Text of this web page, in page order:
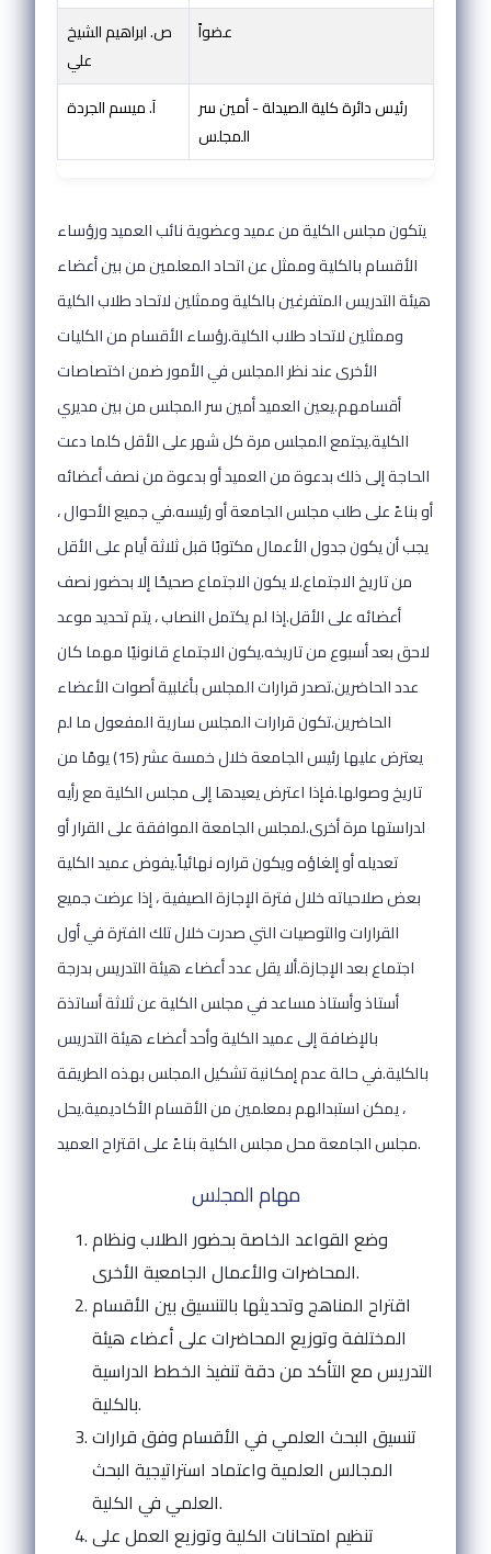
ص. ابراهيم الشيخ
علي
عضواً
آ. ميسم الجردة
رئيس دائرة كلية الصيدلة - أمين سر
المجلس
يتكون مجلس الكلية من عميد وعضوية نائب العميد ورؤساء
الأقسام بالكلية وممثل عن اتحاد المعلمين من بين أعضاء
هيئة التدريس المتفرغين بالكلية وممثلين لاتحاد طلاب الكلية
وممثلين لاتحاد طلاب الكلية.رؤساء الأقسام من الكليات
الأخرى عند نظر المجلس في الأمور ضمن اختصاصات
أقسامهم.يعين العميد أمين سر المجلس من بين مديري
الكلية.يجتمع المجلس مرة كل شهر على الأقل كلما دعت
الحاجة إلى ذلك بدعوة من العميد أو بدعوة من نصف أعضائه
أو بناءً على طلب مجلس الجامعة أو رئيسه.في جميع الأحوال ،
يجب أن يكون جدول الأعمال مكتوبًا قبل ثلاثة أيام على الأقل
من تاريخ الاجتماع.لا يكون الاجتماع صحيحًا إلا بحضور نصف
أعضائه على الأقل.إذا لم يكتمل النصاب ، يتم تحديد موعد
لاحق بعد أسبوع من تاريخه.يكون الاجتماع قانونيًا مهما كان
عدد الحاضرين.تصدر قرارات المجلس بأغلبية أصوات الأعضاء
الحاضرين.تكون قرارات المجلس سارية المفعول ما لم
يعترض عليها رئيس الجامعة خلال خمسة عشر (15) يومًا من
تاريخ وصولها.فإذا اعترض يعيدها إلى مجلس الكلية مع رأيه
لدراستها مرة أخرى.لمجلس الجامعة الموافقة على القرار أو
تعديله أو إلغاؤه ويكون قراره نهائياً.يفوض عميد الكلية
بعض صلاحياته خلال فترة الإجازة الصيفية ، إذا عرضت جميع
القرارات والتوصيات التي صدرت خلال تلك الفترة في أول
اجتماع بعد الإجازة.ألا يقل عدد أعضاء هيئة التدريس بدرجة
أستاذ وأستاذ مساعد في مجلس الكلية عن ثلاثة أساتذة
بالإضافة إلى عميد الكلية وأحد أعضاء هيئة التدريس
بالكلية.في حالة عدم إمكانية تشكيل المجلس بهذه الطريقة
، يمكن استبدالهم بمعلمين من الأقسام الأكاديمية.يحل
مجلس الجامعة محل مجلس الكلية بناءً على اقتراح العميد.
مهام المجلس
وضع القواعد الخاصة بحضور الطلاب ونظام
المحاضرات والأعمال الجامعية الأخرى.
اقتراح المناهج وتحديثها بالتنسيق بين الأقسام
المختلفة وتوزيع المحاضرات على أعضاء هيئة
التدريس مع التأكد من دقة تنفيذ الخطط الدراسية
بالكلية.
تنسيق البحث العلمي في الأقسام وفق قرارات
المجالس العلمية واعتماد استراتيجية البحث
العلمي في الكلية.
تنظيم امتحانات الكلية وتوزيع العمل على